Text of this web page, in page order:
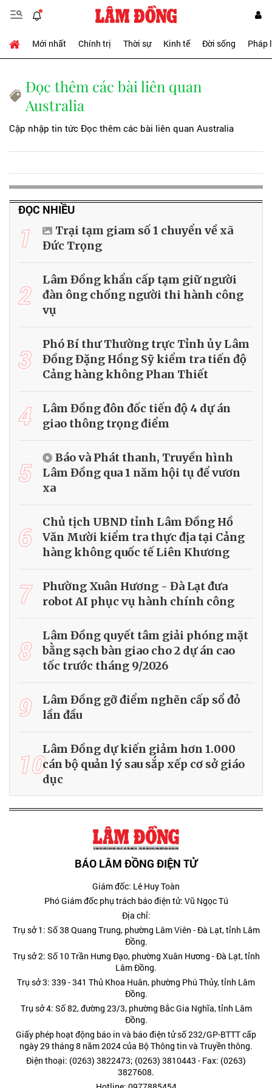
Mới nhất Chính trị Thời sự Kinh tế Đời sống Pháp
Đọc thêm các bài liên quan
Australia
Cập nhập tin tức Đọc thêm các bài liên quan Australia
ĐỌC NHIỀU
1
Trại tạm giam số 1 chuyển về xã
Đức Trọng
2
Lâm Đồng khẩn cấp tạm giữ người
đàn ông chống người thi hành công
vụ
3
Phó Bí thư Thường trực Tỉnh ủy Lâm
Đồng Đặng Hồng Sỹ kiểm tra tiến độ
Cảng hàng không Phan Thiết
4
Lâm Đồng đôn đốc tiến độ 4 dự án
giao thông trọng điểm
5
Báo và Phát thanh, Truyền hình
Lâm Đồng qua 1 năm hội tụ để vươn
xa
6
Chủ tịch UBND tỉnh Lâm Đồng Hồ
Văn Mười kiểm tra thực địa tại Cảng
hàng không quốc tế Liên Khương
7
Phường Xuân Hương - Đà Lạt đưa
robot AI phục vụ hành chính công
8
Lâm Đồng quyết tâm giải phóng mặt
bằng sạch bàn giao cho 2 dự án cao
tốc trước tháng 9/2026
9
Lâm Đồng gỡ điểm nghẽn cấp sổ đỏ
lần đầu
10Lâm Đồng dự kiến giảm hơn 1.000
cán bộ quản lý sau sắp xếp cơ sở giáo
dục
BÁO LÂM ĐỒNG ĐIỆN TỬ
Giám đốc: Lê Huy Toàn
Phó Giám đốc phụ trách báo điện tử: Vũ Ngọc Tú
Địa chỉ:
Trụ sở 1: Số 38 Quang Trung, phường Lâm Viên - Đà Lạt, tỉnh Lâm
Đồng.
Trụ sở 2: Số 10 Trần Hưng Đạo, phường Xuân Hương - Đà Lạt, tỉnh
Lâm Đồng.
Trụ sở 3: 339 - 341 Thủ Khoa Huân, phường Phú Thủy, tỉnh Lâm
Đồng.
Trụ sở 4: Số 82, đường 23/3, phường Bắc Gia Nghĩa, tỉnh Lâm
Đồng.
Giấy phép hoạt động báo in và báo điện tử số 232/GP-BTTT cấp
ngày 29 tháng 8 năm 2024 của Bộ Thông tin và Truyền thông.
Điện thoại: (0263) 3822473; (0263) 3810443 - Fax: (0263)
3827608.